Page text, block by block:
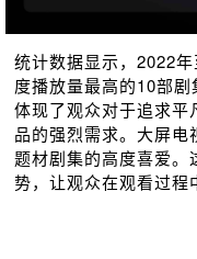
统计数据显示，2022
度播放量最高的10部
体现了观众对于追求平
品的强烈需求。大屏
题材剧集的高度喜爱。
势，让观众在观看过程